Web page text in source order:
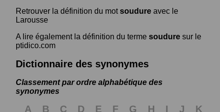
Retrouver la définition du motsoudure avec le
Larousse
A lire également la définition du terme soudure sur le
ptidico.com
Dictionnaire des synonymes
Classement par ordre alphabétique des
synonymes
A B C D E F G H I J K